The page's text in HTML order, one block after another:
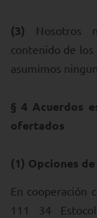
(3) Nosotros
contenido de
asumimos
§ 4 Acuerdos
ofertados
(1) Opciones
En cooperación
111 34